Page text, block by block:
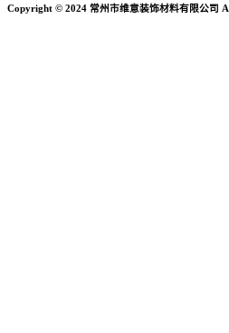
Copyright © 2024 常州市维意装饰材料有限公司